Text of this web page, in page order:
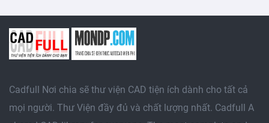
Cadfull Nơi chia sẽ thư viện CAD tiện ích dành cho tất cả
mọi người. Thư Viện đầy đủ và chất lượng nhất. Cadfull A